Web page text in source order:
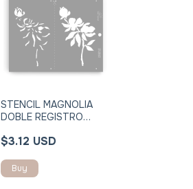
STENCIL MAGNOLIA
DOBLE REGISTRO
$3.12 USD
Buy